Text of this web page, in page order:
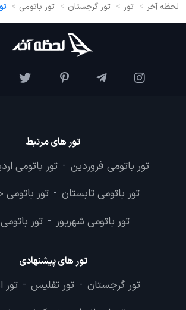
لحظه آخر تور تور گرجستان تور باتومی
تور های مرتبط
تور باتومی فروردین - تور باتومی
تور باتومی تابستان - تور باتومی
تور باتومی شهریور - تور
تور های پیشنهادی
تور گرجستان - تور تفلیس - تور